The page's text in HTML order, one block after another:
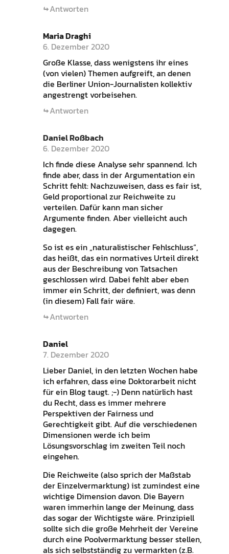
Antworten
Maria Draghi
6. Dezember 2020
Große Klasse, dass wenigstens ihr eines
(von vielen) Themen aufgreift, an denen
die Berliner Union-Journalisten kollektiv
angestrengt vorbeisehen.
Antworten
Daniel Roßbach
6. Dezember 2020
Ich finde diese Analyse sehr spannend. Ich
finde aber, dass in der Argumentation ein
Schritt fehlt: Nachzuweisen, dass es fair ist,
Geld proportional zur Reichweite zu
verteilen. Dafür kann man sicher
Argumente finden. Aber vielleicht auch
dagegen.
So ist es ein „naturalistischer Fehlschluss“,
das heißt, das ein normatives Urteil direkt
aus der Beschreibung von Tatsachen
geschlossen wird. Dabei fehlt aber eben
immer ein Schritt, der definiert, was denn
(in diesem) Fall fair wäre.
Antworten
Daniel
7. Dezember 2020
Lieber Daniel, in den letzten Wochen habe
ich erfahren, dass eine Doktorarbeit nicht
für ein Blog taugt. ;-) Denn natürlich hast
du Recht, dass es immer mehrere
Perspektiven der Fairness und
Gerechtigkeit gibt. Auf die verschiedenen
Dimensionen werde ich beim
Lösungsvorschlag im zweiten Teil noch
eingehen.
Die Reichweite (also sprich der Maßstab
der Einzelvermarktung) ist zumindest eine
wichtige Dimension davon. Die Bayern
waren immerhin lange der Meinung, dass
das sogar der Wichtigste wäre. Prinzipiell
sollte sich die große Mehrheit der Vereine
durch eine Poolvermarktung besser stellen,
als sich selbstständig zu vermarkten (z.B.